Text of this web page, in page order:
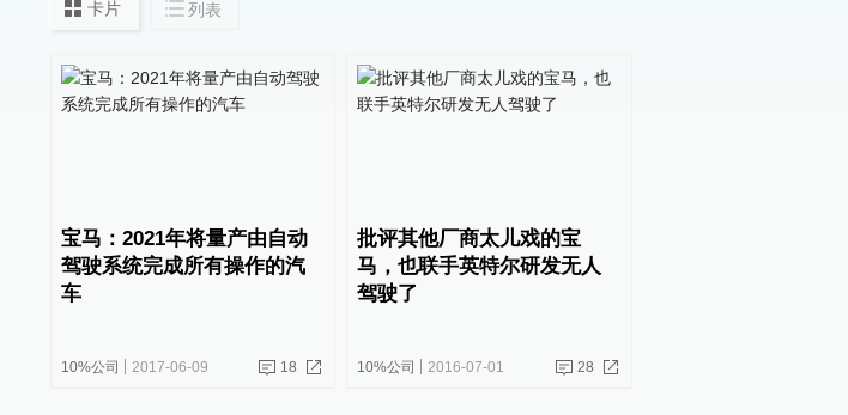
卡片 列表
宝马：2021年将量产由自动
驾驶系统完成所有操作的汽
车
10%公司 2017-06-09 18
批评其他厂商太儿戏的宝
马，也联手英特尔研发无人
驾驶了
10%公司 2016-07-01 28